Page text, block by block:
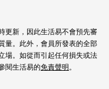
更新，因此生活易不會預先審
量。此外，會員所發表的全部
場。如從而引起任何損失或法
閱生活易的免責聲明 。